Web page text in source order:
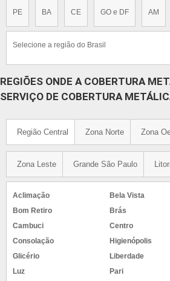
PE BA CE GO e DF AM
Selecione a região do Brasil
REGIÕES ONDE A COBERTURA
SERVIÇO DE COBERTURA
Região Central Zona Norte Zona
Zona Leste Grande São Paulo
Aclimação
Bela Vista
Bom Retiro
Brás
Cambuci
Centro
Consolação
Higienópolis
Glicério
Liberdade
Luz
Pari